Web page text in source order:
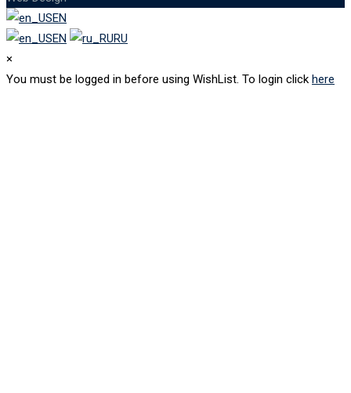
EN
EN
RU
×
You must be logged in before using WishList. To login click here